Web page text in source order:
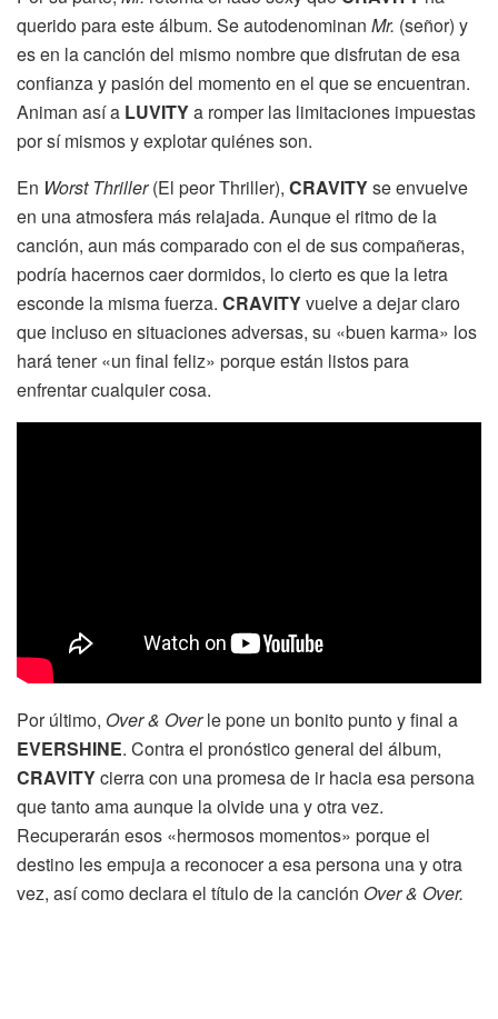
querido para este álbum. Se autodenominan Mr. (señor) y
es en la canción del mismo nombre que disfrutan de esa
confianza y pasión del momento en el que se encuentran.
Animan así a LUVITYa romper las limitaciones impuestas
por sí mismos y explotar quiénes son.
En Worst Thriller(El peor Thriller), CRAVITYse envuelve
en una atmosfera más relajada. Aunque el ritmo de la
canción, aun más comparado con el de sus compañeras,
podría hacernos caer dormidos, lo cierto es que la letra
esconde la misma fuerza. CRAVITYvuelve a dejar claro
que incluso en situaciones adversas, su «buen karma» los
hará tener «un final feliz» porque están listos para
enfrentar cualquier cosa.
Por último, Over & Overle pone un bonito punto y final a
EVERSHINE. Contra el pronóstico general del álbum,
CRAVITYcierra con una promesa de ir hacia esa persona
que tanto ama aunque la olvide una y otra vez.
Recuperarán esos «hermosos momentos» porque el
destino les empuja a reconocer a esa persona una y otra
vez, así como declara el título de la canción Over & Over.